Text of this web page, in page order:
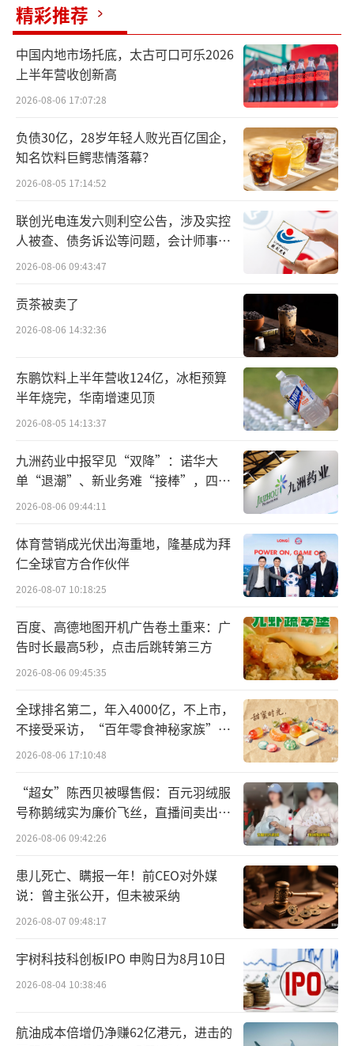
报告显示，前三季度，作为公司营收主力
的高档产品收入为29.61亿元，同比下降28%；
中档产品收入4130.47万元，同比下滑15.3
8%。与此同时，低档产品虽实现25%的增长，
但由于体量较小，尚不足以抵消主力产品线的
业绩下滑。
其次，“内外夹击”的市场格局，显露出
渠道扩张的“量增质减”。
前三季度，安徽大本营市场实现营收25.87
亿元，同比下降27.24%；省外市场营收为5.3
亿元，同比减少23.93%。即便公司在同期省内
净增55家、省外净增47家经销商，仍未能扭转
最后，销售渠道的传统路径依赖仍待突
破，新渠道的探索之路依旧漫长。
在销售渠道方面，口子窖长期依赖的大商
模式收入同比下降29.70%。虽然直接面向消费
者的直营渠道同比增长64.94%，展现出积极势
头，但其2.22亿元的营收体量仍然有限。
口子窖的这份成绩单，清晰地反映出白酒
行业在宏观环境与消费趋势变化下的整体现
状：市场需求趋于收缩，预期愈发谨慎，行业
正从高歌猛进的普涨时代，步入一个考验企业
内生动力与经营韧性的分化阶段。
“口子窖们”的失守背后
行业的每一次波动，都像是一场压力测
对于根基深厚的头部企业而言，这或许只
是增长节奏的阶段性调整；但对于抗风险能力
有限的腰部酒企来说，却关乎生存与发展的根
本，考验着企业的经营韧性。
口子窖业绩的调整并非孤例，其同样映射
出许多腰部酒企在逆风周期中普遍面临的困
境。
随着行业总消费量趋于稳定，市场竞争的
精彩推荐
中国内地市场托底，太古可口可乐2026
上半年营收创新高
2026-08-06 17:07:28
负债30亿，28岁年轻人败光百亿国企，
知名饮料巨鳄悲情落幕？
2026-08-05 17:14:52
联创光电连发六则利空公告，涉及实控
人被查、债务诉讼等问题，会计师事务
所曾出具“保留意见”
2026-08-06 09:43:47
贡茶被卖了
2026-08-06 14:32:36
东鹏饮料上半年营收124亿，冰柜预算
半年烧完，华南增速见顶
2026-08-05 14:13:37
九洲药业中报罕见“双降”：诺华大
单“退潮”、新业务难“接棒”，四大
难关待闯
2026-08-06 09:44:11
体育营销成光伏出海重地，隆基成为拜
仁全球官方合作伙伴
2026-08-07 10:18:25
百度、高德地图开机广告卷土重来：广
告时长最高5秒，点击后跳转第三方
2026-08-06 09:45:35
全球排名第二，年入4000亿，不上市，
不接受采访，“百年零食神秘家族”浮
出水面？
2026-08-06 17:10:48
“超女”陈西贝被曝售假：百元羽绒服
号称鹅绒实为廉价飞丝，直播间卖出超
百万元
2026-08-06 09:42:26
患儿死亡、瞒报一年！前CEO对外媒
说：曾主张公开，但未被采纳
2026-08-07 09:48:17
宇树科技科创板IPO 申购日为8月10日
2026-08-04 10:38:46
航油成本倍增仍净赚62亿港元，进击的